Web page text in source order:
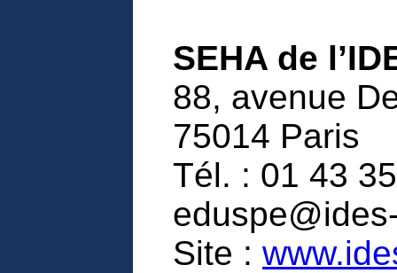
SEHA de
88, avenue
75014 Paris
Tél. : 01 43
Site :